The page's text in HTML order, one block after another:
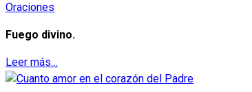
Oraciones
Fuego divino.
Leer más…